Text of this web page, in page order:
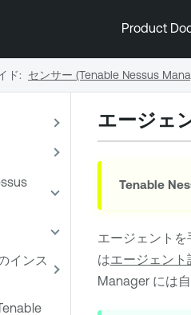
Product
インス
エージェ
Tenable
エージェント
はエージェント
Managerには自
ド: センサー (Tenable Nessus